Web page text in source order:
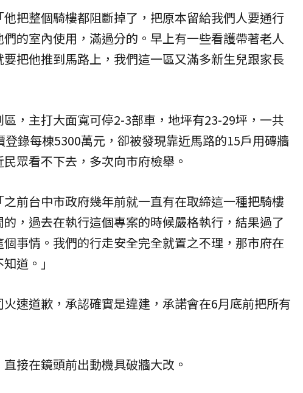
把整個騎樓都阻斷掉了，把原本留給我們人要通行
的室內使用，滿過分的。早上有一些看護帶著老人
把他推到馬路上，我們這一區又滿多新生兒跟家長
，主打大面寬可停2-3部車，地坪有23-29坪，一共
錄每棟5300萬元，卻被發現靠近馬路的15戶用磚牆
眾看不下去，多次向市府檢舉 。
前台中市政府幾年前就一直有在取締這一種把騎樓
，過去在執行這個專案的時候嚴格執行，結果過了
事情。我們的行走安全完全就置之不理，那市府在
道。」
速道歉，承認確實是違建，承諾會在6月底前把所有
接在鏡頭前出動機具破牆大改。